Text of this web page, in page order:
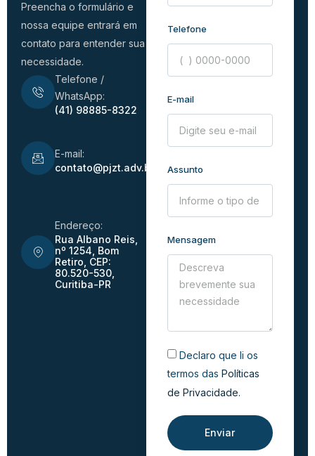
Preencha o formulário e
nossa equipe entrará em
contato para entender sua
necessidade.
Telefone /
WhatsApp:
(41) 98885-8322
E-mail:
contato@pjzt.adv.br
Endereço:
Rua Albano Reis,
nº 1254, Bom
Retiro, CEP:
80.520-530,
Curitiba-PR
Telefone
E-mail
Assunto
Mensagem
Declaro que li os
termos das Políticas
de Privacidade.
Enviar